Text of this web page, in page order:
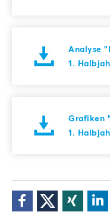
Analyse
1.
Grafiken
1.